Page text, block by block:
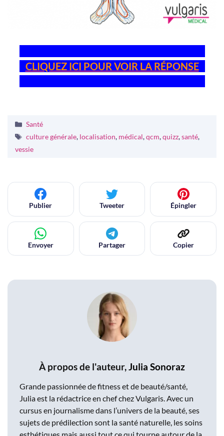
CLIQUEZ ICI POUR VOIR LA RÉPONSE
Catégories
Santé
Étiquettes
culture générale, localisation, médical,qcm,quizz,santé,
vessie
Publier Tweeter Épingler
Envoyer Partager Copier
À propos de l'auteur,Julia Sonoraz
Grande passionnée de fitness et de beauté/santé,
Julia est la rédactrice en chef chez Vulgaris. Avec un
cursus en journalisme dans l’univers de la beauté, ses
sujets de prédilection sont la santé naturelle, les soins